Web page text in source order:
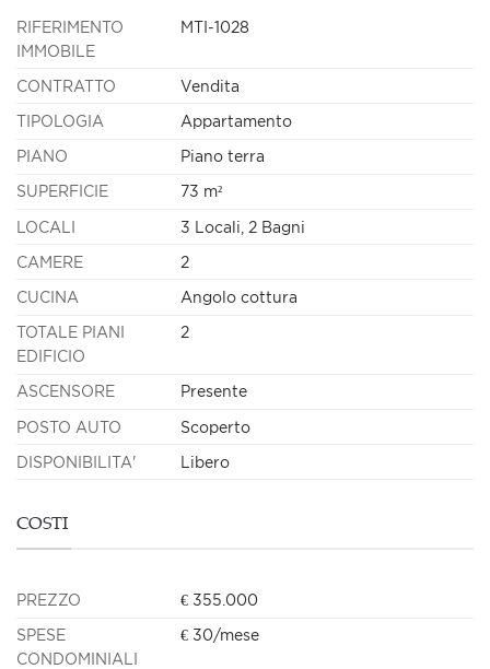
RIFERIMENTO
IMMOBILE
MTI-1028
CONTRATTO Vendita
TIPOLOGIA Appartamento
PIANO Piano terra
SUPERFICIE 73 m²
LOCALI 3 Locali, 2 Bagni
CAMERE 2
CUCINA Angolo cottura
TOTALE PIANI
EDIFICIO
2
ASCENSORE Presente
POSTO AUTO Scoperto
DISPONIBILITA' Libero
COSTI
PREZZO € 355.000
SPESE
CONDOMINIALI
€ 30/mese